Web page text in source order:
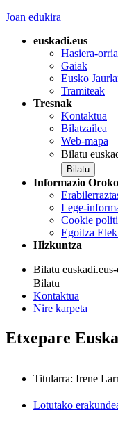
Joan edukira
euskadi.eus
Hasiera-orria
Gaiak
Eusko
Tramiteak
Tresnak
Kontaktua
Bilatzailea
Web-mapa
Bilatu
Informazio
Lege-
Cookie
Egoitza
Hizkuntza
Bilatu euskadi.eus-
Bilatu
Kontaktua
Nire karpeta
Etxepare
Titularra: Irene
Lotutako